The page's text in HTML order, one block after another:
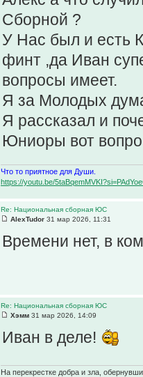
Сборной ?
У Нас был и есть
финт ,да Иван
вопросы имеет.
Я за Молодых
Я рассказал и
Юниоры вот
Что то приятное для Души.
https://youtu.be/
Re: Национальная сборная ЮС
AlexTudor 31 мар 2026, 11:31
Времени нет, в
Re: Национальная сборная ЮС
Хэмм 31 мар 2026, 14:09
Иван в деле!
На перекрестке добра и зла,